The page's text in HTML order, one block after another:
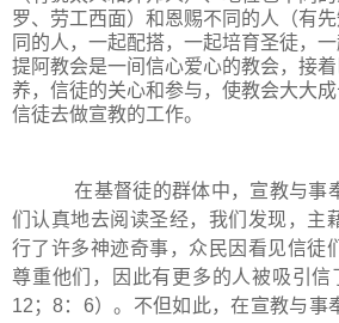
罗、劳工西面）和恩赐不同的人（有
同的人，一起配搭，一起培育圣徒，
提阿教会是一间信心爱心的教会，接
养，信徒的关心和参与，使教会大大
信徒去做宣教的工作。
在基督徒的群体中，宣教与事
们认真地去阅读圣经，我们发现，主
行了许多神迹奇事，众民因看见信徒
尊重他们，因此有更多的人被吸引信
12 ； 8： 6）。不但如此，在宣教与事